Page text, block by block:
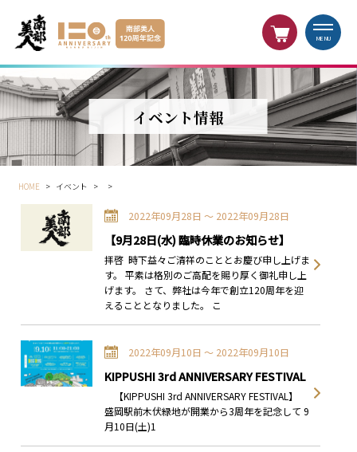
MENU
イベント情報
HOME > イベント > >
2022年09月28日 〜 2022年09月28日
【9月28日(水) 臨時休業のお知らせ】
拝啓 時下益々ご清祥のこととお慶び申し上げま
す。 平素は格別のご高配を賜り厚く御礼申し上
げます。 さて、弊社は今年で創立120周年を迎
えることとなりました。 こ
2022年09月10日 〜 2022年09月10日
KIPPUSHI 3rd ANNIVERSARY FESTIVAL
【KIPPUSHI 3rd ANNIVERSARY FESTIVAL】
盛岡駅前木伏緑地が開業から3周年を記念して 9
月10日(土)1